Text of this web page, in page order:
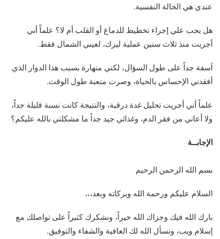
عندي هي الحالة النفسية.
هل يجب علي إجراء تخطيط للدماغ أو القلب أم لا؟ علماً أني
أجريت منذ ثلاث سنين عملية ليزك، لعيني الشمال فقط.
آسفة جداً على طول السؤال، لكني منهارة بسبب هذا الدوار الذي
أفقدني الإحساس بالحياة، وصرت متعبة طول الوقت.
علماً أني أجريت تحليل غدة درقية، والنتيجة كانت نسبة قليلة جداً،
ولا أعاني من فقر الدم، وغذائي جيد جداً ما مشكلتي بالله عليكم؟
الإجابــة
بسم الله الرحمن الرحيم
السلام عليكم ورحمة الله وبركاته وبعد،،،
بارك الله فيك وجزاك الله خيراً، ونشكرك كثيراً على تواصلك مع
إسلام ويب، ونسأل الله لك العافية والشفاء والتوفيق.